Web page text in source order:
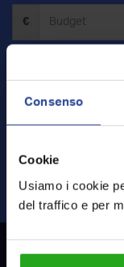
Consenso
Cookie
Usiamo i cookie
del traffico e per
€
Ho